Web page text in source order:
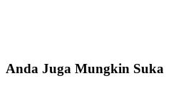
Anda Juga Mungkin Suka